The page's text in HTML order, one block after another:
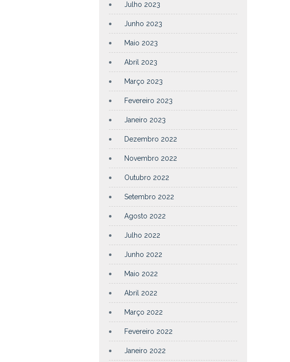
Julho 2023
Junho 2023
Maio 2023
Abril 2023
Março 2023
Fevereiro 2023
Janeiro 2023
Dezembro 2022
Novembro 2022
Outubro 2022
Setembro 2022
Agosto 2022
Julho 2022
Junho 2022
Maio 2022
Abril 2022
Março 2022
Fevereiro 2022
Janeiro 2022